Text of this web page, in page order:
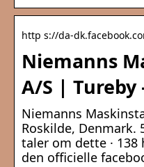
http s://da-
Niemanns
A/S | Tureby
Niemanns
Roskilde, Denmark.
taler om dette ·
den officielle